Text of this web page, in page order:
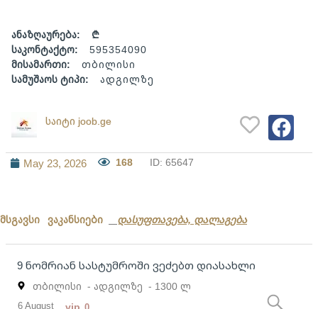
ანაზღაურება:
₾
საკონტაქტო:
595354090
მისამართი:
თბილისი
სამუშაოს ტიპი:
ადგილზე
საიტი joob.ge
May 23, 2026 168 ID: 65647
მსგავსი ვაკანსიები დასუფთავება, დალაგება
9 ნომრიან სასტუმროში ვეძებთ დიასახლი
თბილისი - ადგილზე - 1300 ლ
6 August vip